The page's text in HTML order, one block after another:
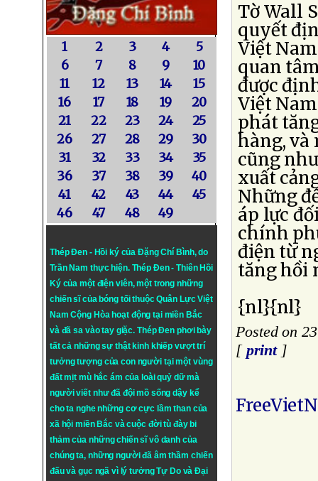
1 2 3 4
5
6
7 8 9
10
11
12 13 14
15
16
17 18 19
20
21
22 23 24
25
26
27 28 29
30
31
32 33 34
35
36
37 38 39
40
41
42 43 44
45
46
47 48 49
Thép Đen - Hồi ký của Đặng Chí Bình, do
Trần Nam thực hiện. Thép Đen- Thiên Hồi
Ký của một điện viên, một trong những
chiến sĩ của bóng tối thuộc Quân Lực Việt
Nam Cộng Hòa hoạt động tại miền Bắc
và đã sa vào tay giặc. Thép Đen phơi bày
tất cả những sự thật kinh khiếp vượt trí
tưởng tượng của con người tại một vùng
đất mịt mù hắc ám của loài quỷ dữ mà
người viết như đã đội mồ sống dậy kể
cho ta nghe những cơ cực lầm than của
xã hội miền Bắc và cuộc đời tù đày bi
thảm của những chiến sĩ vô danh của
chúng ta, những người đã âm thầm chiến
đấu và gục ngã vì lý tưởngTự DovàĐại
Tờ Wall
quyết
Việt
quan
được
Việt
phát
hàng, và
cũng
xuất
Những
áp lực
chính
điện từ
tăng hồi
{nl}{nl}
Posted on
[ print]